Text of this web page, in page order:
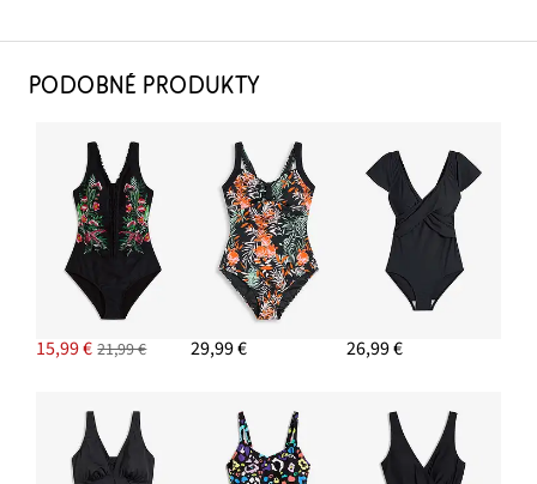
PODOBNÉ PRODUKTY
15,99 € 21,99 € 29,99 € 26,99 €